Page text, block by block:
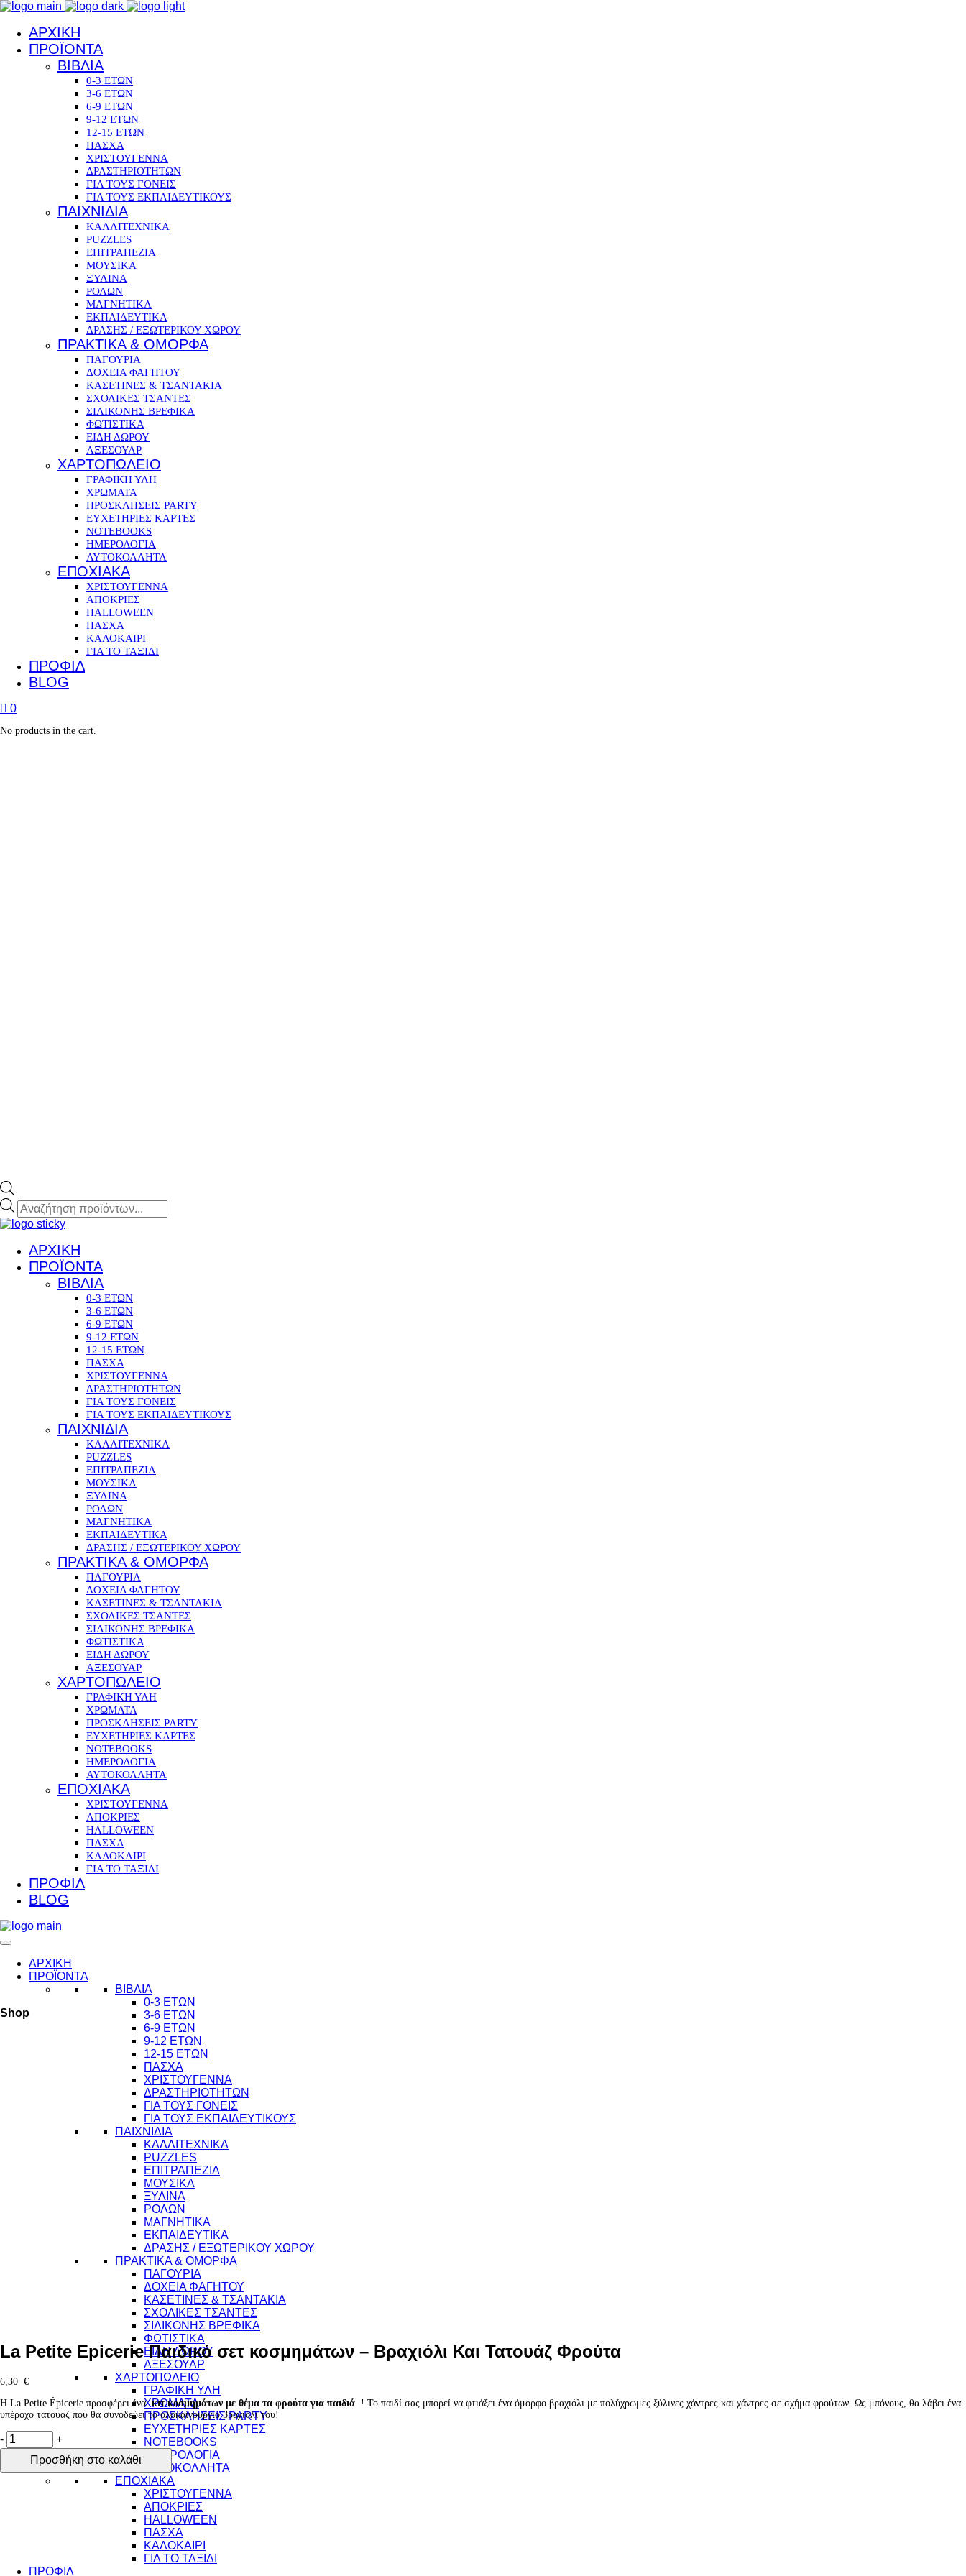
ΑΡΧΙΚΗ
ΠΡΟΪΟΝΤΑ
ΒΙΒΛΙΑ
0-3 ΕΤΩΝ
3-6 ΕΤΩΝ
6-9 ΕΤΩΝ
9-12 ΕΤΩΝ
12-15 ΕΤΩΝ
ΠΑΣΧΑ
ΧΡΙΣΤΟΥΓΕΝΝΑ
ΔΡΑΣΤΗΡΙΟΤΗΤΩΝ
ΓΙΑ ΤΟΥΣ ΓΟΝΕΙΣ
ΓΙΑ ΤΟΥΣ ΕΚΠΑΙΔΕΥΤΙΚΟΥΣ
ΠΑΙΧΝΙΔΙΑ
ΚΑΛΛΙΤΕΧΝΙΚΑ
PUZZLES
ΕΠΙΤΡΑΠΕΖΙΑ
ΜΟΥΣΙΚΑ
ΞΥΛΙΝΑ
ΡΟΛΩΝ
ΜΑΓΝΗΤΙΚΑ
ΕΚΠΑΙΔΕΥΤΙΚΑ
ΔΡΑΣΗΣ / ΕΞΩΤΕΡΙΚΟΥ ΧΩΡΟΥ
ΠΡΑΚΤΙΚΑ & ΟΜΟΡΦΑ
ΠΑΓΟΥΡΙΑ
ΔΟΧΕΙΑ ΦΑΓΗΤΟΥ
ΚΑΣΕΤΙΝΕΣ & ΤΣΑΝΤΑΚΙΑ
ΣΧΟΛΙΚΕΣ ΤΣΑΝΤΕΣ
ΣΙΛΙΚΟΝΗΣ ΒΡΕΦΙΚΑ
ΦΩΤΙΣΤΙΚΑ
ΕΙΔΗ ΔΩΡΟΥ
ΑΞΕΣΟΥΑΡ
ΧΑΡΤΟΠΩΛΕΙΟ
ΓΡΑΦΙΚΗ ΥΛΗ
ΧΡΩΜΑΤΑ
ΠΡΟΣΚΛΗΣΕΙΣ PARTY
ΕΥΧΕΤΗΡΙΕΣ ΚΑΡΤΕΣ
NOTEBOOKS
ΗΜΕΡΟΛΟΓΙΑ
ΑΥΤΟΚΟΛΛΗΤΑ
ΕΠΟΧΙΑΚΑ
ΧΡΙΣΤΟΥΓΕΝΝΑ
ΑΠΟΚΡΙΕΣ
HALLOWEEN
ΠΑΣΧΑ
ΚΑΛΟΚΑΙΡΙ
ΓΙΑ ΤΟ ΤΑΞΙΔΙ
ΠΡΟΦΙΛ
BLOG
0
No products in the cart.
Products
search
ΑΡΧΙΚΗ
ΠΡΟΪΟΝΤΑ
ΒΙΒΛΙΑ
0-3 ΕΤΩΝ
3-6 ΕΤΩΝ
6-9 ΕΤΩΝ
9-12 ΕΤΩΝ
12-15 ΕΤΩΝ
ΠΑΣΧΑ
ΧΡΙΣΤΟΥΓΕΝΝΑ
ΔΡΑΣΤΗΡΙΟΤΗΤΩΝ
ΓΙΑ ΤΟΥΣ ΓΟΝΕΙΣ
ΓΙΑ ΤΟΥΣ ΕΚΠΑΙΔΕΥΤΙΚΟΥΣ
ΠΑΙΧΝΙΔΙΑ
ΚΑΛΛΙΤΕΧΝΙΚΑ
PUZZLES
ΕΠΙΤΡΑΠΕΖΙΑ
ΜΟΥΣΙΚΑ
ΞΥΛΙΝΑ
ΡΟΛΩΝ
ΜΑΓΝΗΤΙΚΑ
ΕΚΠΑΙΔΕΥΤΙΚΑ
ΔΡΑΣΗΣ / ΕΞΩΤΕΡΙΚΟΥ ΧΩΡΟΥ
ΠΡΑΚΤΙΚΑ & ΟΜΟΡΦΑ
ΠΑΓΟΥΡΙΑ
ΔΟΧΕΙΑ ΦΑΓΗΤΟΥ
ΚΑΣΕΤΙΝΕΣ & ΤΣΑΝΤΑΚΙΑ
ΣΧΟΛΙΚΕΣ ΤΣΑΝΤΕΣ
ΣΙΛΙΚΟΝΗΣ ΒΡΕΦΙΚΑ
ΦΩΤΙΣΤΙΚΑ
ΕΙΔΗ ΔΩΡΟΥ
ΑΞΕΣΟΥΑΡ
ΧΑΡΤΟΠΩΛΕΙΟ
ΓΡΑΦΙΚΗ ΥΛΗ
ΧΡΩΜΑΤΑ
ΠΡΟΣΚΛΗΣΕΙΣ PARTY
ΕΥΧΕΤΗΡΙΕΣ ΚΑΡΤΕΣ
NOTEBOOKS
ΗΜΕΡΟΛΟΓΙΑ
ΑΥΤΟΚΟΛΛΗΤΑ
ΕΠΟΧΙΑΚΑ
ΧΡΙΣΤΟΥΓΕΝΝΑ
ΑΠΟΚΡΙΕΣ
HALLOWEEN
ΠΑΣΧΑ
ΚΑΛΟΚΑΙΡΙ
ΓΙΑ ΤΟ ΤΑΞΙΔΙ
ΠΡΟΦΙΛ
BLOG
ΑΡΧΙΚΗ
ΠΡΟΪΟΝΤΑ
ΒΙΒΛΙΑ
0-3 ΕΤΩΝ
3-6 ΕΤΩΝ
6-9 ΕΤΩΝ
9-12 ΕΤΩΝ
12-15 ΕΤΩΝ
ΠΑΣΧΑ
ΧΡΙΣΤΟΥΓΕΝΝΑ
ΔΡΑΣΤΗΡΙΟΤΗΤΩΝ
ΓΙΑ ΤΟΥΣ ΓΟΝΕΙΣ
ΓΙΑ ΤΟΥΣ ΕΚΠΑΙΔΕΥΤΙΚΟΥΣ
ΠΑΙΧΝΙΔΙΑ
ΚΑΛΛΙΤΕΧΝΙΚΑ
PUZZLES
ΕΠΙΤΡΑΠΕΖΙΑ
ΜΟΥΣΙΚΑ
ΞΥΛΙΝΑ
ΡΟΛΩΝ
ΜΑΓΝΗΤΙΚΑ
ΕΚΠΑΙΔΕΥΤΙΚΑ
ΔΡΑΣΗΣ / ΕΞΩΤΕΡΙΚΟΥ ΧΩΡΟΥ
ΠΡΑΚΤΙΚΑ & ΟΜΟΡΦΑ
ΠΑΓΟΥΡΙΑ
ΔΟΧΕΙΑ ΦΑΓΗΤΟΥ
ΚΑΣΕΤΙΝΕΣ & ΤΣΑΝΤΑΚΙΑ
ΣΧΟΛΙΚΕΣ ΤΣΑΝΤΕΣ
ΣΙΛΙΚΟΝΗΣ ΒΡΕΦΙΚΑ
ΦΩΤΙΣΤΙΚΑ
ΕΙΔΗ ΔΩΡΟΥ
ΑΞΕΣΟΥΑΡ
ΧΑΡΤΟΠΩΛΕΙΟ
ΓΡΑΦΙΚΗ ΥΛΗ
ΧΡΩΜΑΤΑ
ΠΡΟΣΚΛΗΣΕΙΣ PARTY
ΕΥΧΕΤΗΡΙΕΣ ΚΑΡΤΕΣ
NOTEBOOKS
ΗΜΕΡΟΛΟΓΙΑ
ΑΥΤΟΚΟΛΛΗΤΑ
ΕΠΟΧΙΑΚΑ
ΧΡΙΣΤΟΥΓΕΝΝΑ
ΑΠΟΚΡΙΕΣ
HALLOWEEN
ΠΑΣΧΑ
ΚΑΛΟΚΑΙΡΙ
ΓΙΑ ΤΟ ΤΑΞΙΔΙ
ΠΡΟΦΙΛ
Shop
La Petite Epicerie Παιδικό σετ κοσμημάτων – Βραχιόλι Και Τατουάζ Φρούτα
6,30 €
Η La Petite Épicerie προσφέρει ένακιτ κοσμημάτων με θέμα τα φρούτα για παιδιά ! Το παιδί σας μπορεί να φτιάξει ένα όμορφο βραχιόλι με πολύχρωμες ξύλινες χάντρες και χάντρες σε σχήμα φρούτων. Ως μπόνους, θα λάβει ένα
υπέροχο τατουάζ που θα συνοδεύει το ολοκαίνουργιο βραχιόλι του!
La
Petite
Epicerie
Παιδικό
Φρούτα
-
+
Προσθήκη στο καλάθι